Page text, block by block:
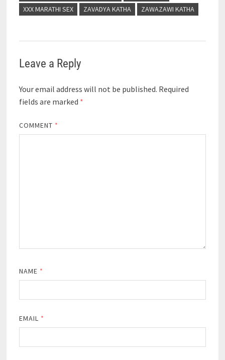
XXX MARATHI SEX
ZAVADYA KATHA ZAWAZAWI KATHA
Leave a Reply
Your email address will not be published. Required
fields are marked *
COMMENT *
NAME *
EMAIL *